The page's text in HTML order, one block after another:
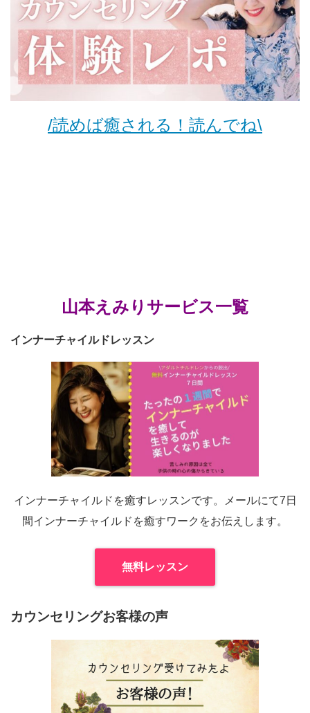
/読めば癒される！読んでね\
山本えみりサービス一覧
インナーチャイルドレッスン
インナーチャイルドを癒すレッスンです。メールにて7日
間インナーチャイルドを癒すワークをお伝えします。
無料レッスン
カウンセリングお客様の声